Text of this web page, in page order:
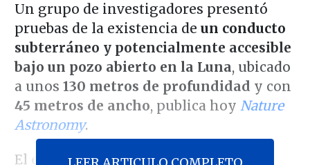
Un grupo de investigadores presentó
pruebas de la existencia de un conducto
subterráneo y potencialmente accesible
bajo un pozo abierto en la Luna, ubicado
a unos 130 metros de profundidad y con
45 metros de ancho, publica hoy Nature
Astronomy.
El estudio, encabezado por la